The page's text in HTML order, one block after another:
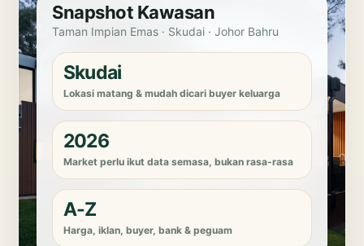
Snapshot Kawasan
Taman Impian Emas · Skudai · Johor Bahru
Skudai
Lokasi matang & mudah dicari buyer keluarga
2026
Market perlu ikut data semasa, bukan rasa-rasa
A-Z
Harga, iklan, buyer, bank & peguam